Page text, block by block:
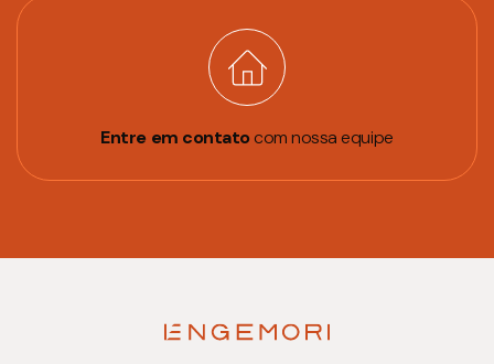
Entre em contatocom nossa equipe